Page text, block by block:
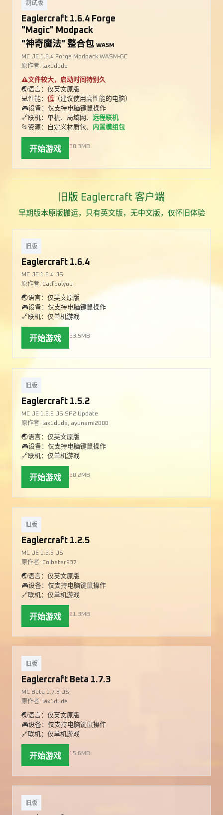
测试版
Eaglercraft 1.6.4 Forge
"Magic" Modpack
"神奇魔法" 整合包 WASM
MC JE 1.6.4 Forge Modpack WASM-GC
原作者: lax1dude
⚠️文件较大，启动时间特别久
🌏语言：仅英文原版
💻性能： 低 （建议使用高性能的电脑）
🎮设备：仅支持电脑键鼠操作
🔗联机：单机、局域网、 远程联机
📂资源：自定义材质包、
内置模组包
开始游戏 30.3MB
旧版 Eaglercraft 客户端
早期版本原版搬运，只有英文版，无中文版，仅怀旧体验
旧版
Eaglercraft 1.6.4
MC JE 1.6.4 JS
原作者: Catfoolyou
🌏语言：仅英文原版
🎮设备：仅支持电脑键鼠操作
🔗联机：仅单机游戏
开始游戏 23.5MB
旧版
Eaglercraft 1.5.2
MC JE 1.5.2 JS SP2 Update
原作者: lax1dude, ayunami2000
🌏语言：仅英文原版
🎮设备：仅支持电脑键鼠操作
🔗联机：仅单机游戏
开始游戏 20.2MB
旧版
Eaglercraft 1.2.5
MC JE 1.2.5 JS
原作者: Colbster937
🌏语言：仅英文原版
🎮设备：仅支持电脑键鼠操作
🔗联机：仅单机游戏
开始游戏 21.3MB
旧版
Eaglercraft Beta 1.7.3
MC Beta 1.7.3 JS
原作者: lax1dude
🌏语言：仅英文原版
🎮设备：仅支持电脑键鼠操作
🔗联机：仅单机游戏
开始游戏 15.6MB
旧版